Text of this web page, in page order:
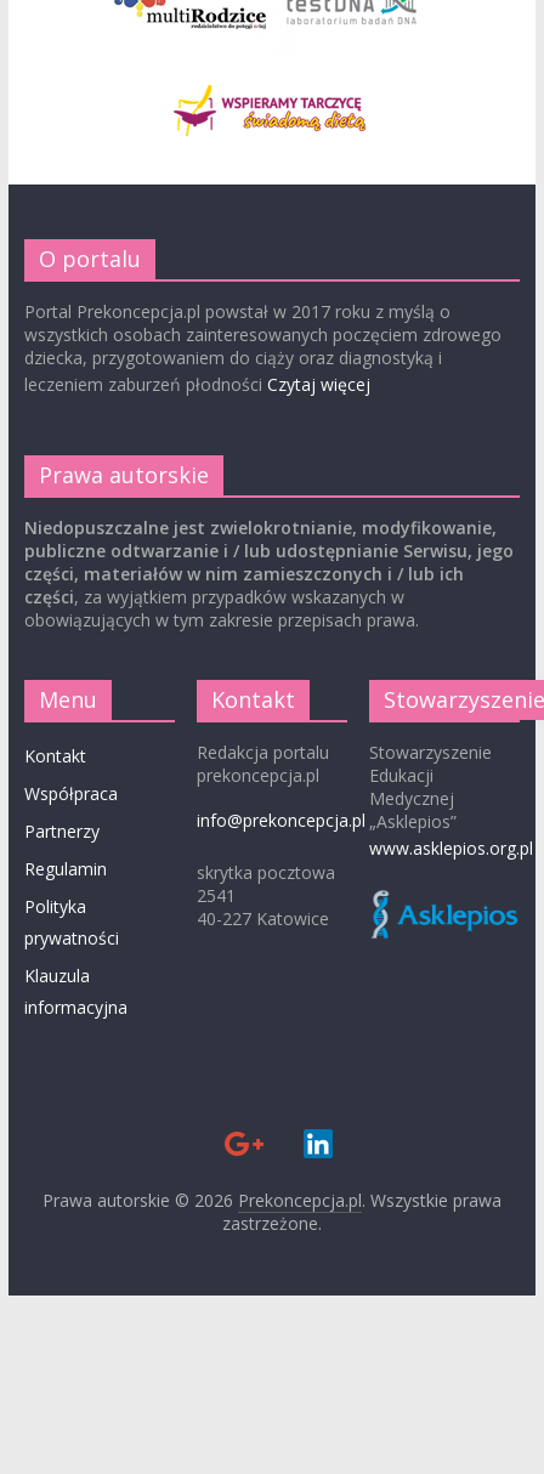
O portalu
Portal Prekoncepcja.pl powstał w 2017 roku z myślą o
wszystkich osobach zainteresowanych poczęciem zdrowego
dziecka, przygotowaniem do ciąży oraz diagnostyką i
leczeniem zaburzeń płodności Czytaj więcej
Prawa autorskie
Niedopuszczalne jest zwielokrotnianie, modyfikowanie,
publiczne odtwarzanie i / lub udostępnianie Serwisu, jego
części, materiałów w nim zamieszczonych i / lub ich
części, za wyjątkiem przypadków wskazanych w
obowiązujących w tym zakresie przepisach prawa.
Menu
Kontakt
Współpraca
Partnerzy
Regulamin
Polityka
prywatności
Klauzula
informacyjna
Kontakt
Redakcja portalu
prekoncepcja.pl
info@prekoncepcja.pl
skrytka pocztowa
2541
40-227 Katowice
Stowarzyszenie
Edukacji
Medycznej
„Asklepios”
www.asklepios.org.pl
Prawa autorskie © 2026 Prekoncepcja.pl. Wszystkie prawa
zastrzeżone.